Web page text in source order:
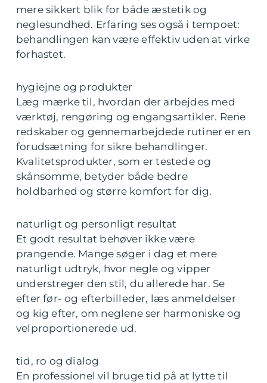
mere sikkert blik for både æstetik og
neglesundhed. Erfaring ses også i tempoet:
behandlingen kan være effektiv uden at virke
forhastet.
hygiejne og produkter
Læg mærke til, hvordan der arbejdes med
værktøj, rengøring og engangsartikler. Rene
redskaber og gennemarbejdede rutiner er en
forudsætning for sikre behandlinger.
Kvalitetsprodukter, som er testede og
skånsomme, betyder både bedre
holdbarhed og større komfort for dig.
naturligt og personligt resultat
Et godt resultat behøver ikke være
prangende. Mange søger i dag et mere
naturligt udtryk, hvor negle og vipper
understreger den stil, du allerede har. Se
efter før- og efterbilleder, læs anmeldelser
og kig efter, om neglene ser harmoniske og
velproportionerede ud.
tid, ro og dialog
En professionel vil bruge tid på at lytte til